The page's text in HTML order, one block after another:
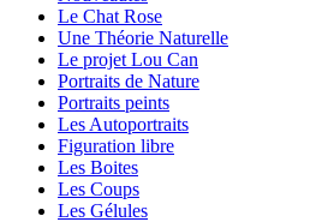
Le Chat Rose
Une Théorie Naturelle
Le projet Lou Can
Portraits de Nature
Portraits peints
Les Autoportraits
Figuration libre
Les Boites
Les Coups
Les Gélules